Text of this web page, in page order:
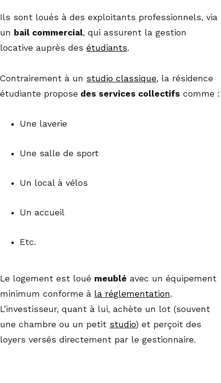
Ils sont loués à des exploitants professionnels, via
un bail commercial, qui assurent la gestion
locative auprès des étudiants.
Contrairement à un studio classique, la résidence
étudiante propose des services collectifs comme :
Une laverie
Une salle de sport
Un local à vélos
Un accueil
Etc.
Le logement est loué meublé avec un équipement
minimum conforme à la réglementation.
L’investisseur, quant à lui, achète un lot (souvent
une chambre ou un petit studio) et perçoit des
loyers versés directement par le gestionnaire.